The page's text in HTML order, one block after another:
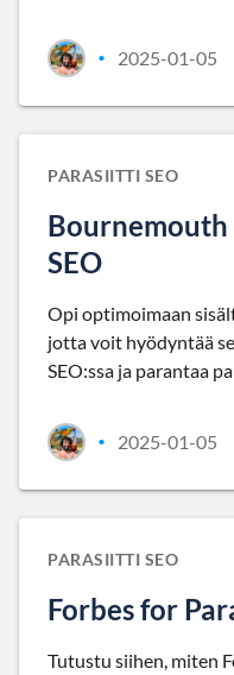
• 2025-01-05
PARASIITTI SEO
Bournemouth
SEO
Opi optimoimaan
jotta voit hyödyntää
SEO:ssa ja parantaa
• 2025-01-05
PARASIITTI SEO
Forbes for
Tutustu siihen, miten